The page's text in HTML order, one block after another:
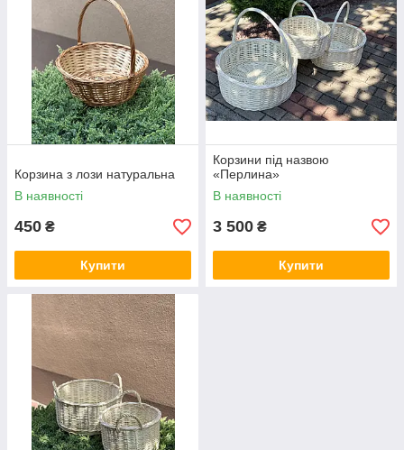
Корзина з лози натуральна
В наявності
450 ₴
Купити
Корзини під назвою
«Перлина»
В наявності
3 500 ₴
Купити